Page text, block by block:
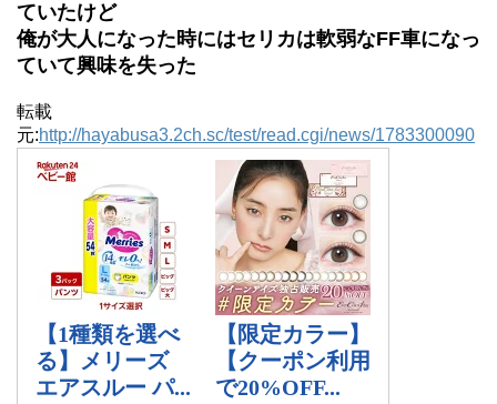
ていたけど
俺が大人になった時にはセリカは軟弱なFF車になっ
ていて興味を失った
転載
元:http://hayabusa3.2ch.sc/test/read.cgi/news/1783300090